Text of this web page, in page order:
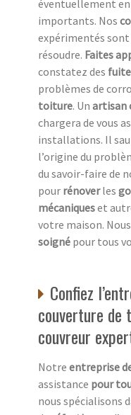
éventuellement
importants. Nos
expérimentés sont
résoudre. Faites
constatez des
problèmes de
toiture. Un artisan
chargera de vous
installations. Il
l’origine du
du savoir-faire de
pour rénoverles
mécaniqueset
votre maison.
soigné pour tous
Confiez
couverture de
couvreur
Notre entreprise
assistance pour
nous spécialisons